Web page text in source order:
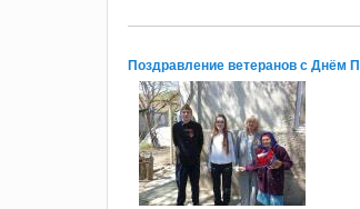
Поздравление ветеранов с Днём